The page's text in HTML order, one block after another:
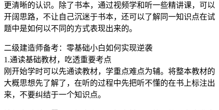
更清晰的认识。除了书本，通过视频学和听一些精讲课，可以
开阔思路，不让自己沉迷于书本，还可以了解同一知识点在试
题中是如何以不同的方式表现出来的。
二级建造师备考：零基础小白如何实现逆袭
1.通读基础教材，吃透重要考点
刚开始学时可以先通读教材，学重点难点为辅。将整本教材的
大概思想先了解了，在听的过程中先把听不懂的在书上标注出
来，不要纠结于一个知识点。